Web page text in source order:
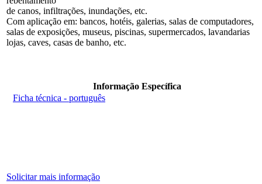
de canos, infiltrações, inundações, etc.
Com aplicação em: bancos, hotéis, galerias, salas de computadores,
salas de exposições, museus, piscinas, supermercados, lavandarias
lojas, caves, casas de banho, etc.
Informação Específica
Ficha técnica - português
Solicitar mais informação